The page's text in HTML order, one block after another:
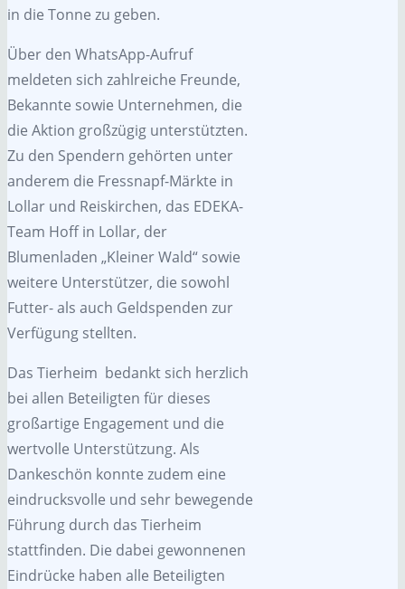
in die Tonne zu geben.
Über den WhatsApp-Aufruf
meldeten sich zahlreiche Freunde,
Bekannte sowie Unternehmen, die
die Aktion großzügig unterstützten.
Zu den Spendern gehörten unter
anderem die Fressnapf-Märkte in
Lollar und Reiskirchen, das EDEKA-
Team Hoff in Lollar, der
Blumenladen „Kleiner Wald“ sowie
weitere Unterstützer, die sowohl
Futter- als auch Geldspenden zur
Verfügung stellten.
Das Tierheim bedankt sich herzlich
bei allen Beteiligten für dieses
großartige Engagement und die
wertvolle Unterstützung. Als
Dankeschön konnte zudem eine
eindrucksvolle und sehr bewegende
Führung durch das Tierheim
stattfinden. Die dabei gewonnenen
Eindrücke haben alle Beteiligten